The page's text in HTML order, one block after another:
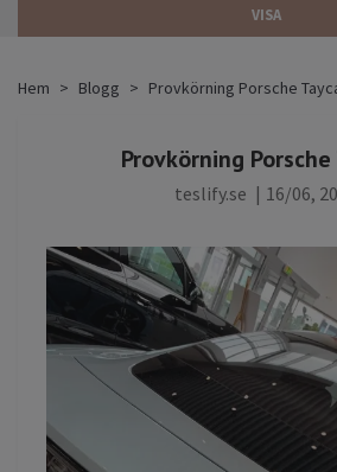
VISA
Hem Blogg Provkörning Porsche
Provkörning Porsche
teslify.se | 16/06,